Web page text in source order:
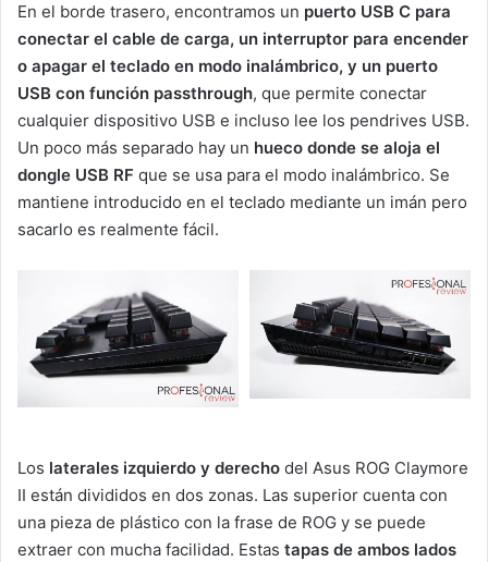
En el borde trasero, encontramos un puerto USB C para
conectar el cable de carga, un interruptor para encender
o apagar el teclado en modo inalámbrico, y un puerto
USB con función passthrough, que permite conectar
cualquier dispositivo USB e incluso lee los pendrives USB.
Un poco más separado hay un hueco donde se aloja el
dongle USB RF que se usa para el modo inalámbrico. Se
mantiene introducido en el teclado mediante un imán pero
sacarlo es realmente fácil.
Los laterales izquierdo y derecho del Asus ROG Claymore
II están divididos en dos zonas. Las superior cuenta con
una pieza de plástico con la frase de ROG y se puede
extraer con mucha facilidad. Estas tapas de ambos lados